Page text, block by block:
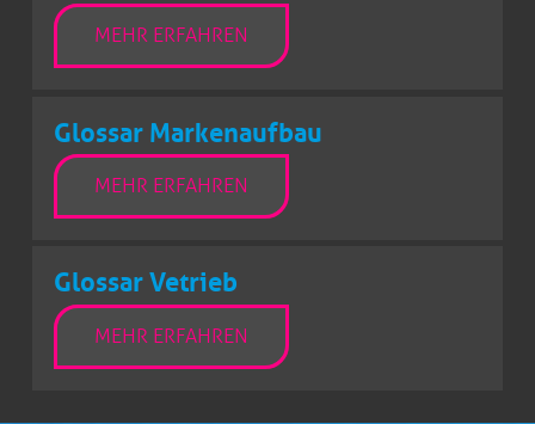
MEHR ERFAHREN
Glossar Markenaufbau
MEHR ERFAHREN
Glossar Vetrieb
MEHR ERFAHREN